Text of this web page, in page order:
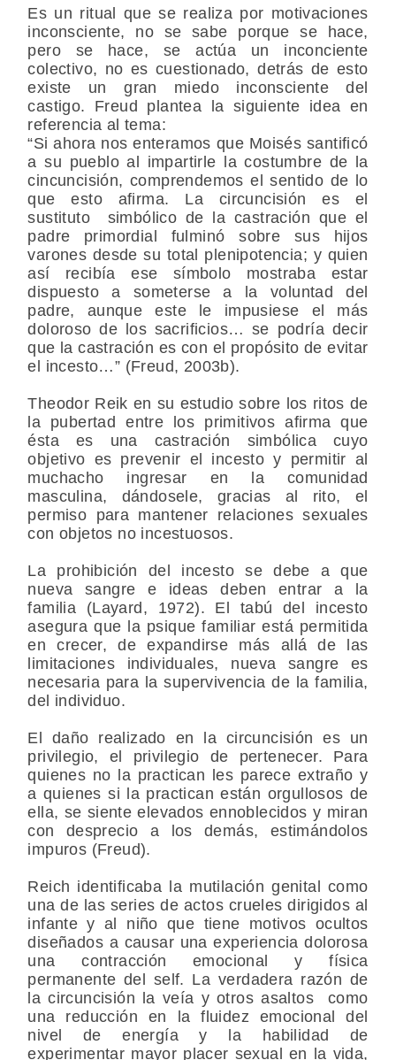
Es un ritual que se realiza por motivaciones
inconsciente, no se sabe porque se hace,
pero se hace, se actúa un inconciente
colectivo, no es cuestionado, detrás de esto
existe un gran miedo inconsciente del
castigo. Freud plantea la siguiente idea en
referencia al tema:
“Si ahora nos enteramos que Moisés santificó
a su pueblo al impartirle la costumbre de la
cincuncisión, comprendemos el sentido de lo
que esto afirma. La circuncisión es el
sustituto simbólico de la castración que el
padre primordial fulminó sobre sus hijos
varones desde su total plenipotencia; y quien
así recibía ese símbolo mostraba estar
dispuesto a someterse a la voluntad del
padre, aunque este le impusiese el más
doloroso de los sacrificios… se podría decir
que la castración es con el propósito de evitar
el incesto…” (Freud, 2003b).
Theodor Reik en su estudio sobre los ritos de
la pubertad entre los primitivos afirma que
ésta es una castración simbólica cuyo
objetivo es prevenir el incesto y permitir al
muchacho ingresar en la comunidad
masculina, dándosele, gracias al rito, el
permiso para mantener relaciones sexuales
con objetos no incestuosos.
La prohibición del incesto se debe a que
nueva sangre e ideas deben entrar a la
familia (Layard, 1972). El tabú del incesto
asegura que la psique familiar está permitida
en crecer, de expandirse más allá de las
limitaciones individuales, nueva sangre es
necesaria para la supervivencia de la familia,
del individuo.
El daño realizado en la circuncisión es un
privilegio, el privilegio de pertenecer. Para
quienes no la practican les parece extraño y
a quienes si la practican están orgullosos de
ella, se siente elevados ennoblecidos y miran
con desprecio a los demás, estimándolos
impuros (Freud).
Reich identificaba la mutilación genital como
una de las series de actos crueles dirigidos al
infante y al niño que tiene motivos ocultos
diseñados a causar una experiencia dolorosa
una contracción emocional y física
permanente del self. La verdadera razón de
la circuncisión la veía y otros asaltos como
una reducción en la fluidez emocional del
nivel de energía y la habilidad de
experimentar mayor placer sexual en la vida,